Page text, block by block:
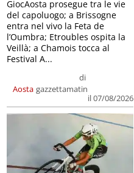
Aosta
di
gazzettamatin
il 07/08/2026
GiocAosta prosegue tra le vie
del capoluogo; a Brissogne
entra nel vivo la Feta de
l’Oumbra; Etroubles ospita la
Veillà; a Chamois tocca al
Festival A...